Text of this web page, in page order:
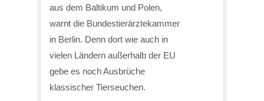
aus dem Baltikum und Polen,
warnt die Bundestierärztekammer
in Berlin. Denn dort wie auch in
vielen Ländern außerhalb der EU
gebe es noch Ausbrüche
klassischer Tierseuchen.